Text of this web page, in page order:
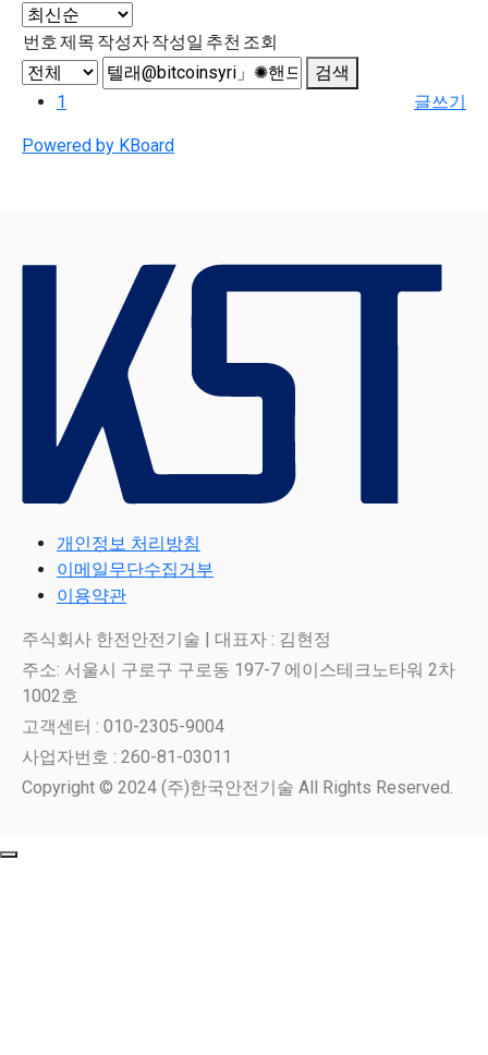
번호제목 작성자작성일 추천 조회
검색
글쓰기
1
Powered by KBoard
개인정보 처리방침
이메일무단수집거부
이용약관
주식회사 한전안전기술 | 대표자 : 김현정
주소: 서울시 구로구 구로동 197-7 에이스테크노타워 2차
1002호
고객센터 : 010-2305-9004
사업자번호 : 260-81-03011
Copyright © 2024 (주)한국안전기술 All Rights Reserved.